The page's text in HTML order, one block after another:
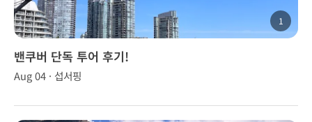
1
밴쿠버 단독 투어 후기!
Aug 04 · 섭서핑